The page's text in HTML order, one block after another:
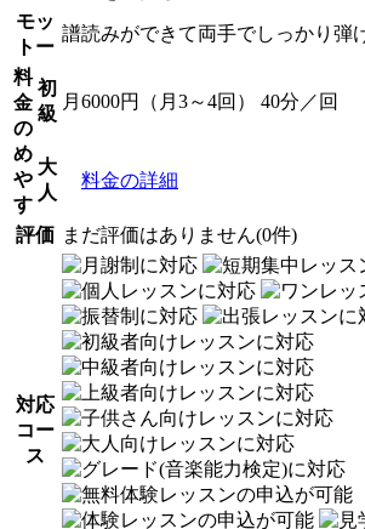
モッ
トー
譜読みができて両手でしっかり弾
料
金
の
め
や
す
初
級
月6000円（月3～4回） 40分／回
大
人
料金の詳細
評価 まだ評価はありません(0件)
対応
コー
ス